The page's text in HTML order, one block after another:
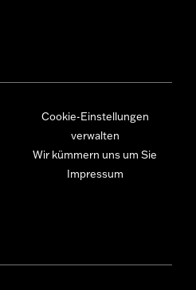
Cookie-Einstellungen
verwalten
Wir kümmern uns um Sie
Impressum